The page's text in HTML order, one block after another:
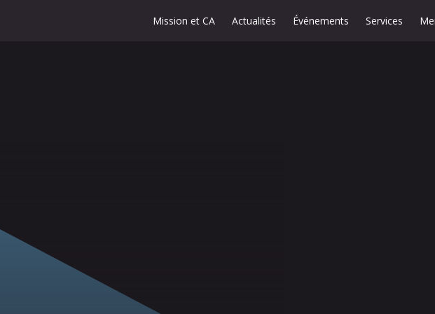
Mission et CA Actualités Événements Services